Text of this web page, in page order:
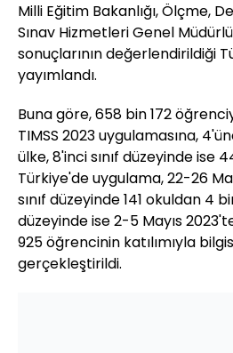
Milli Eğitim Bakanlığı, Ölçme,
Sınav Hizmetleri Genel
sonuçlarının değerlendirildiği
yayımlandı.
Buna göre, 658 bin 172
TIMSS 2023 uygulamasına,
ülke, 8'inci sınıf düzeyinde ise
Türkiye'de uygulama, 22-26
sınıf düzeyinde 141 okuldan 4
düzeyinde ise 2-5 Mayıs
925 öğrencinin katılımıyla
gerçekleştirildi.